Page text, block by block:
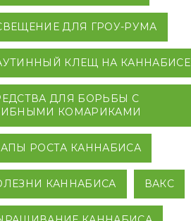
ДЛЯ ГРОУ-РУМА
КЛЕЩ НА КАННАБИСЕ
ДЛЯ БОРЬБЫ С
КОМАРИКАМИ
РОСТА КАННАБИСА
КАННАБИСА ВАКС